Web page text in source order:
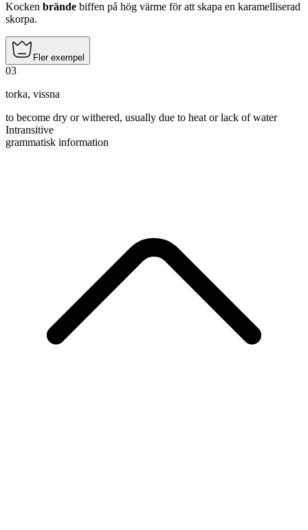
Kocken brände biffen på hög värme för att skapa en karamelliserad
skorpa.
Fler exempel
03
torka, vissna
to become dry or withered, usually due to heat or lack of water
Intransitive
grammatisk information